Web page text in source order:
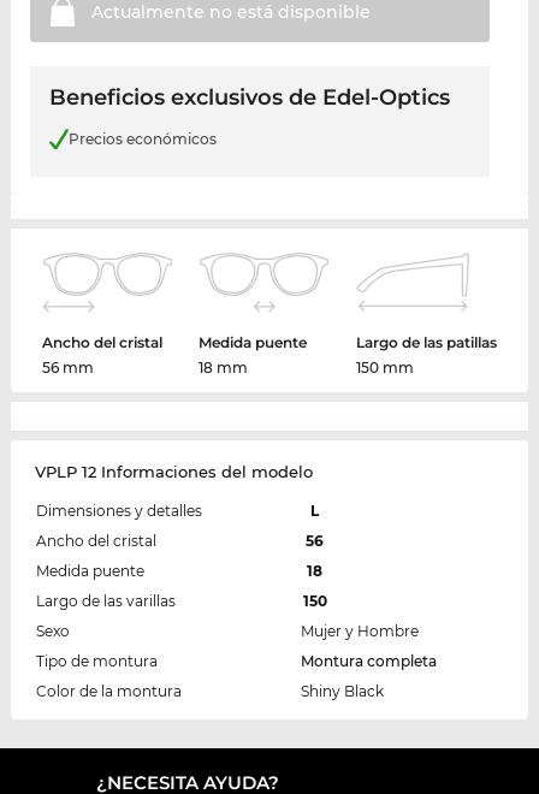
Actualmente no está disponible
Beneficios exclusivos de Edel-Optics
Precios económicos
Ancho del cristal
56 mm
Medida puente
18 mm
Largo de las patillas
150 mm
VPLP 12 Informaciones del modelo
Dimensiones y detalles
L
Ancho del cristal
56
Medida puente
18
Largo de las varillas
150
Sexo
Mujer y Hombre
Tipo de montura
Montura completa
Color de la montura
Shiny Black
¿NECESITA AYUDA?